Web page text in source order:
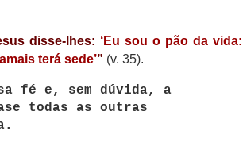
disse-lhes: ‘Eu sou o pão da vida:
terá sede’” (v. 35).
fé e, sem dúvida, a
todas as outras